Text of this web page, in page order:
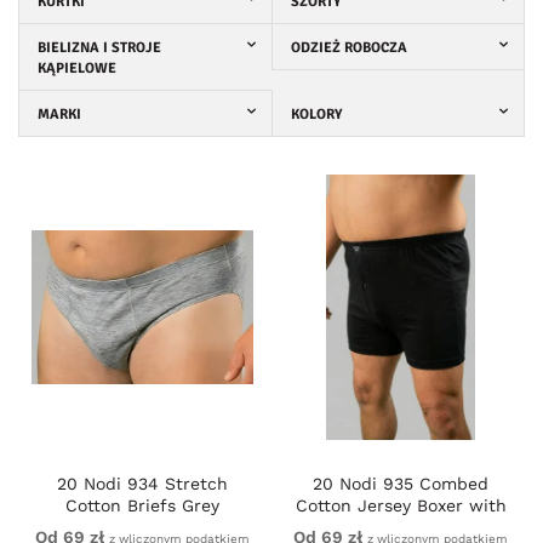
BIELIZNA I STROJE
KĄPIELOWE
ODZIEŻ ROBOCZA
MARKI KOLORY
20 Nodi 934 Stretch
Cotton Briefs Grey
Od 69 zł z wliczonym podatkiem
20 Nodi 935 Combed
Cotton Jersey Boxer with
Front Button Fly Black
Od 69 zł z wliczonym podatkiem